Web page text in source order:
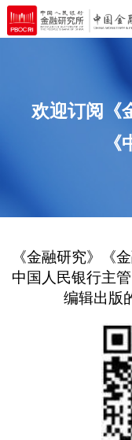
欢迎订阅《
《金融研究》《
中国人民银行